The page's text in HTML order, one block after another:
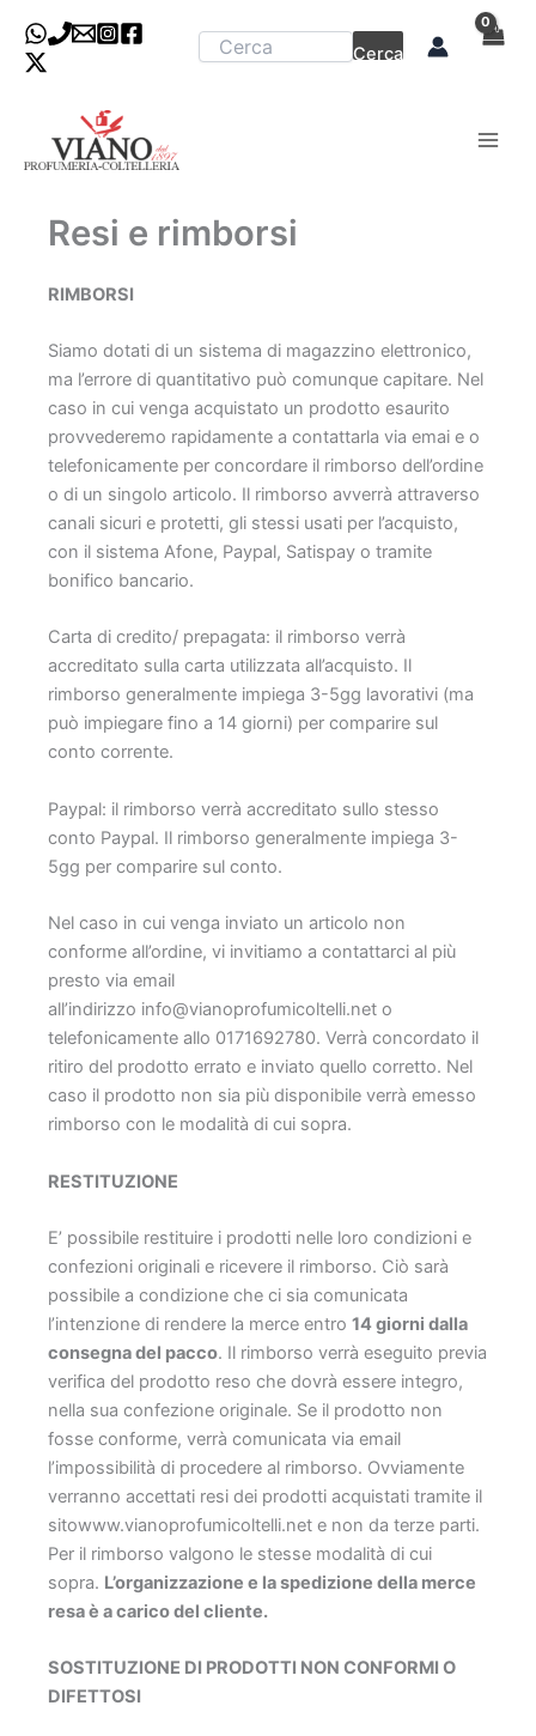
contenuto
Cerca
Resi e rimborsi
RIMBORSI
Siamo dotati di un sistema di magazzino elettronico,
ma l’errore di quantitativo può comunque capitare. Nel
caso in cui venga acquistato un prodotto esaurito
provvederemo rapidamente a contattarla via emai e o
telefonicamente per concordare il rimborso dell’ordine
o di un singolo articolo. Il rimborso avverrà attraverso
canali sicuri e protetti, gli stessi usati per l’acquisto,
con il sistema Afone, Paypal, Satispay o tramite
bonifico bancario.
Carta di credito/ prepagata: il rimborso verrà
accreditato sulla carta utilizzata all’acquisto. Il
rimborso generalmente impiega 3-5gg lavorativi (ma
può impiegare fino a 14 giorni) per comparire sul
conto corrente.
Paypal: il rimborso verrà accreditato sullo stesso
conto Paypal. Il rimborso generalmente impiega 3-
5gg per comparire sul conto.
Nel caso in cui venga inviato un articolo non
conforme all’ordine, vi invitiamo a contattarci al più
presto via email
all’indirizzo info@vianoprofumicoltelli.net o
telefonicamente allo 0171692780. Verrà concordato il
ritiro del prodotto errato e inviato quello corretto. Nel
caso il prodotto non sia più disponibile verrà emesso
rimborso con le modalità di cui sopra.
RESTITUZIONE
E’ possibile restituire i prodotti nelle loro condizioni e
confezioni originali e ricevere il rimborso. Ciò sarà
possibile a condizione che ci sia comunicata
l’intenzione di rendere la merce entro 14 giorni dalla
consegna del pacco. Il rimborso verrà eseguito previa
verifica del prodotto reso che dovrà essere integro,
nella sua confezione originale. Se il prodotto non
fosse conforme, verrà comunicata via email
l’impossibilità di procedere al rimborso. Ovviamente
verranno accettati resi dei prodotti acquistati tramite il
sitowww.vianoprofumicoltelli.net e non da terze parti.
Per il rimborso valgono le stesse modalità di cui
sopra. L’organizzazione e la spedizione della merce
resa è a carico del cliente.
SOSTITUZIONE DI PRODOTTI NON CONFORMI O
DIFETTOSI